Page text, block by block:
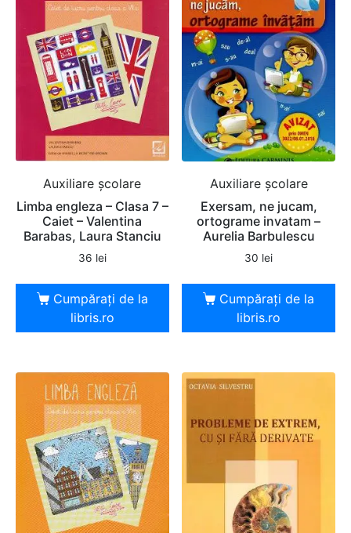
Auxiliare şcolare
Limba engleza – Clasa 7 –
Caiet – Valentina
Barabas, Laura Stanciu
36 lei
Cumpărați de la
libris.ro
Auxiliare şcolare
Exersam, ne jucam,
ortograme invatam –
Aurelia Barbulescu
30 lei
Cumpărați de la
libris.ro